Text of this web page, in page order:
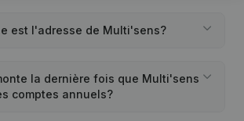
est l'adresse de Multi'sens?
la dernière fois que Multi'sens
comptes annuels?